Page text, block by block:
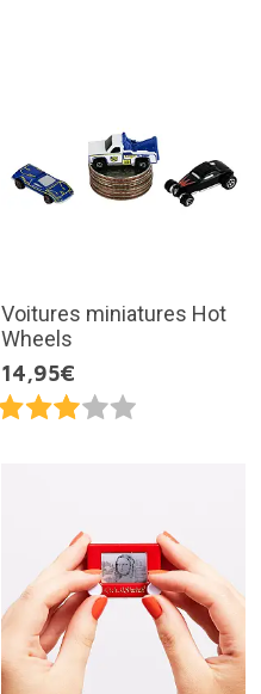
Voitures miniatures Hot
Wheels
14,95€